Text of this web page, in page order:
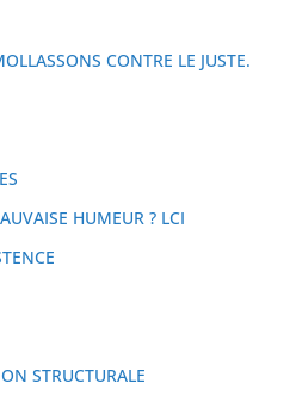
CONTRE LE JUSTE.
HUMEUR ? LCI
STRUCTURALE